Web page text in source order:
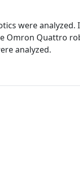
were analyzed.
Omron Quattro
analyzed.